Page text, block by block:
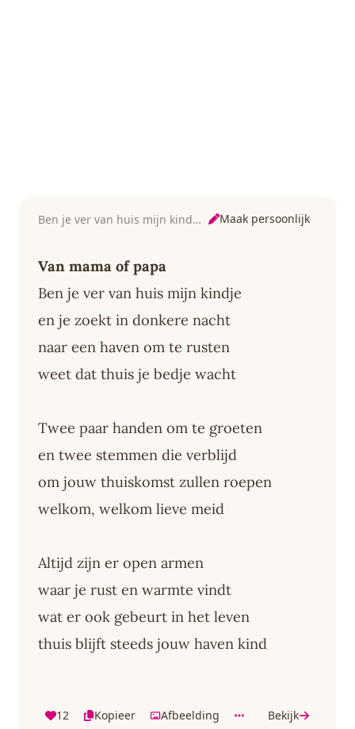
Ben je ver van huis mijn kindje Maak persoonlijk
Van mama of papa
Ben je ver van huis mijn kindje
en je zoekt in donkere nacht
naar een haven om te rusten
weet dat thuis je bedje wacht
Twee paar handen om te groeten
en twee stemmen die verblijd
om jouw thuiskomst zullen roepen
welkom, welkom lieve meid
Altijd zijn er open armen
waar je rust en warmte vindt
wat er ook gebeurt in het leven
thuis blijft steeds jouw haven kind
12 Kopieer Afbeelding Bekijk